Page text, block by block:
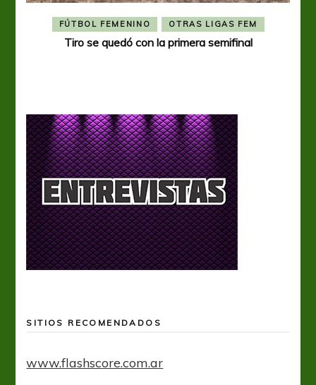
FÚTBOL FEMENINO OTRAS LIGAS FEM
Tiro se quedó con la primera semifinal
SITIOS RECOMENDADOS
www.flashscore.com.ar